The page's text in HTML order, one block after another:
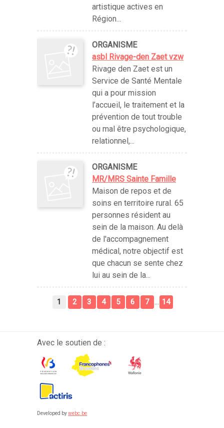
artistique actives en
Région...
ORGANISME
asbl Rivage-den Zaet vzw
Rivage den Zaet est un
Service de Santé Mentale
qui a pour mission
l’accueil, le traitement et la
prévention de tout trouble
ou mal être psychologique,
relationnel,...
ORGANISME
MR/MRS Sainte Famille
Maison de repos et de
soins en territoire rural. 65
personnes résident au
sein de la maison. Au delà
de l'accompagnement
médical, notre objectif est
que chacun se sente chez
lui au sein de la...
1 2 3 4 5 6 7 ... 14
Avec le soutien de :
Developed bywebc.be